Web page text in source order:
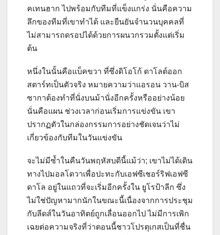
คเทนฮาก ไปพร้อมกับทีมที่แข็งแกร่ง นั่นคือความ
ลึกของทีมที่เขาทำได้ และยืนยันจำนวนบุคคลที่
ไม่สามารถดรอปได้ด้วยการผนวกรวมตั้งแต่เริ่ม
ต้น
หนึ่งในนั้นคือแบ็คขวา ที่ซึ่งดิโอโก้ ดาโลต์ออก
สตาร์ทเป็นตัวจริง หมายความว่าแอรอน วาน-บิส
ซากาต้องทำที่นั่งบนม้านั่งอีกครั้งหรืออย่างน้อย
นั่นคือแผน ช่วงเวลาก่อนเริ่มการแข่งขัน เขา
ปรากฏตัวในกล่องกรรมการอย่างชัดเจนว่าไม่
เกี่ยวข้องกับทีมในวันแข่งขัน
จะไม่มีซ้ำในคืนวันพฤหัสบดีนี้แม้ว่า; เขาไม่ได้เดิน
ทางไปมอลโดวาเพื่อปะทะกับเอฟซีเชอร์ริฟเอฟซี
ดาโล อยู่ในแถวที่จะเริ่มอีกครั้งใน ยูโรป้าลีก ซึ่ง
ไม่ใช่ปัญหามากนักในขณะนี้เนื่องจากการประชุม
กับลีดส์ในวันอาทิตย์ถูกเลื่อนออกไป ไม่มีการเพิก
เฉยต่อความจริงที่ว่าตอนนี้ชาวโปรตุเกสเป็นที่ชื่น